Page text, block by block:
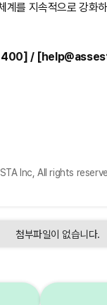
계를 지속적으로 강화
/
Inc, All rights
첨부파일이 없습니다.